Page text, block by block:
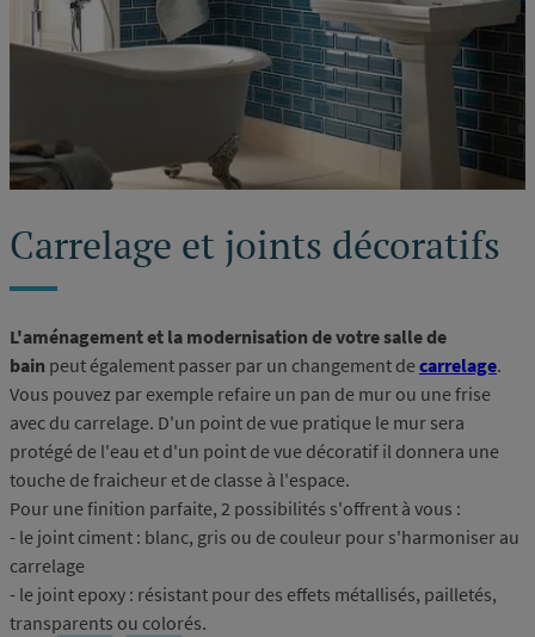
Carrelage et joints décoratifs
L'aménagement et la modernisation de votre salle de
bain peut également passer par un changement decarrelage.
Vous pouvez par exemple refaire un pan de mur ou une frise
avec du carrelage. D'un point de vue pratique le mur sera
protégé de l'eau et d'un point de vue décoratif il donnera une
touche de fraicheur et de classe à l'espace.
Pour une finition parfaite, 2 possibilités s'offrent à vous :
- le joint ciment : blanc, gris ou de couleur pour s'harmoniser au
carrelage
- le joint epoxy : résistant pour des effets métallisés, pailletés,
transparents ou colorés.